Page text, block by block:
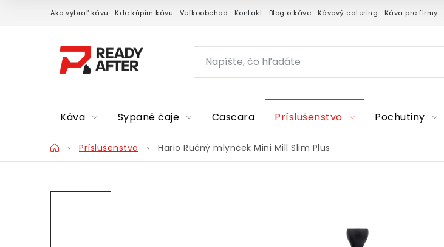
Ako vybrať kávu Kde kúpim kávu Veľkoobchod Kontakt Blog o káve Kávový catering Káva pre firmy
Káva Sypané čaje Cascara Príslušenstvo Pochutiny
DomovPríslušenstvo Hario Ručný mlynček Mini Mill Slim Plus